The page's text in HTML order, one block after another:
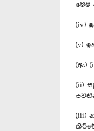
මෙම
(iv)
(v)
(ඇ)
(ii)
(iii)